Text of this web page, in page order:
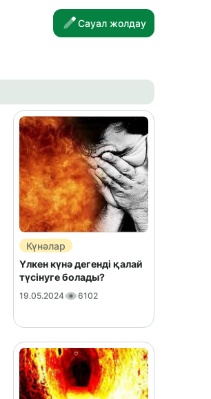
Сауал жолдау
Күнәлар
Үлкен күнә дегенді қалай
түсінуге болады?
19.05.2024 6102